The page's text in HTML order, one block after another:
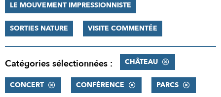
LE MOUVEMENT IMPRESSIONNISTE
SORTIES NATURE VISITE COMMENTÉE
Catégories sélectionnées : CHÂTEAU
CONCERT CONFÉRENCE PARCS